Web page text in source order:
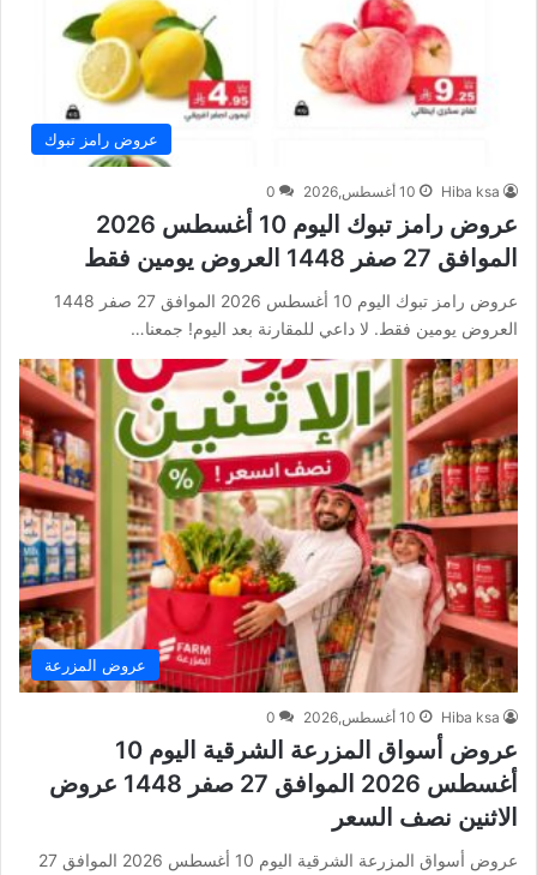
عروض رامز تبوك
Hiba ksa 10 أغسطس,2026 0
عروض رامز تبوك اليوم 10 أغسطس 2026
الموافق 27 صفر 1448 العروض يومين فقط
عروض رامز تبوك اليوم 10 أغسطس 2026 الموافق 27 صفر 1448
العروض يومين فقط. لا داعي للمقارنة بعد اليوم! جمعنا…
عروض المزرعة
Hiba ksa 10 أغسطس,2026 0
عروض أسواق المزرعة الشرقية اليوم 10
أغسطس 2026 الموافق 27 صفر 1448 عروض
الاثنين نصف السعر
عروض أسواق المزرعة الشرقية اليوم 10 أغسطس 2026 الموافق 27